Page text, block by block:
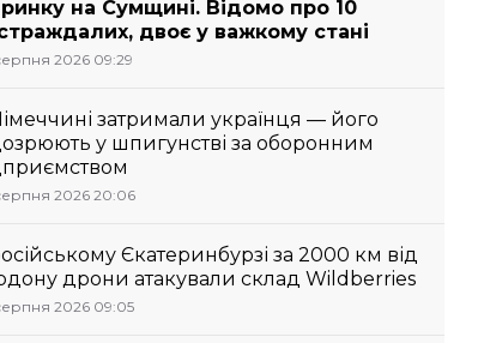
на Сумщині. Відомо про 10
двоє у важкому стані
2026 09:29
затримали українця — його
у шпигунстві за оборонним
2026 20:06
Єкатеринбурзі за 2000 км від
дрони атакували склад Wildberries
2026 09:05